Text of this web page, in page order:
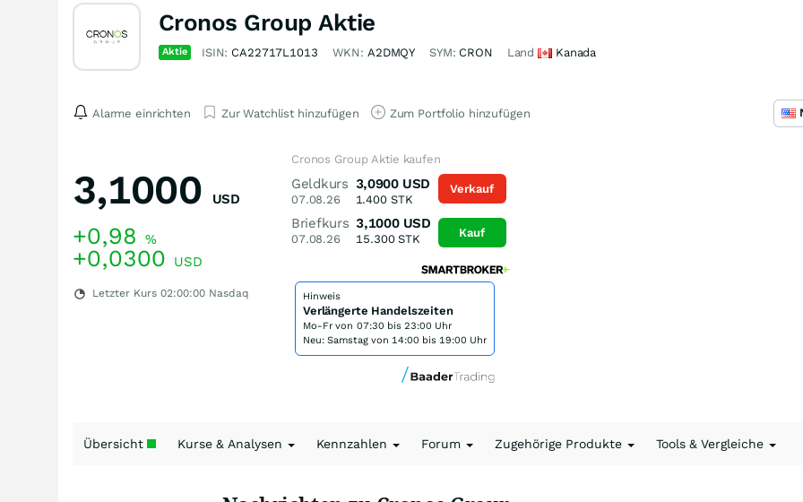
Cronos Group Aktie
Aktie ISIN: CA22717L1013 WKN: A2DMQY SYM: CRON Land Kanada
Alarme einrichten Zur Watchlist hinzufügen Zum Portfolio hinzufügen
3,1000 USD
+0,98 %
+0,0300 USD
Letzter Kurs 02:00:00 Nasdaq
Cronos Group Aktie kaufen
Geldkurs
07.08.26
3,0900 USD
1.400STK
Briefkurs
07.08.26
3,1000 USD
15.300STK
Verkauf
Kauf
Hinweis
Verlängerte Handelszeiten
Mo-Fr von 07:30 bis 23:00 Uhr
Neu: Samstag von 14:00 bis 19:00 Uhr
Übersicht Kurse & Analysen Kennzahlen Forum Zugehörige Produkte Tools & Vergleiche